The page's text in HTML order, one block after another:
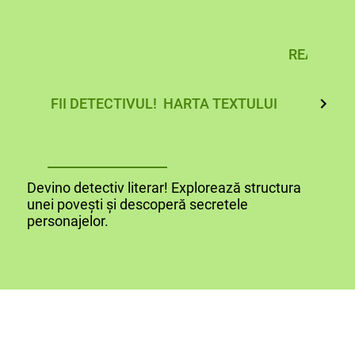
FII DETECTIVUL! HARTA TEXTULUI
Devino detectiv literar! Explorează structura
unei povești și descoperă secretele
personajelor.